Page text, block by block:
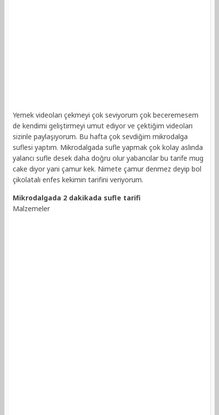
Yemek videoları çekmeyi çok seviyorum çok beceremesem
de kendimi geliştirmeyi umut ediyor ve çektiğim videoları
sizinle paylaşıyorum. Bu hafta çok sevdiğim mikrodalga
suflesi yaptım. Mikrodalgada sufle yapmak çok kolay aslında
yalancı sufle desek daha doğru olur yabancılar bu tarife mug
cake diyor yani çamur kek. Nimete çamur denmez deyip bol
çikolatalı enfes kekimin tarifini veriyorum.
Mikrodalgada 2 dakikada sufle tarifi
Malzemeler